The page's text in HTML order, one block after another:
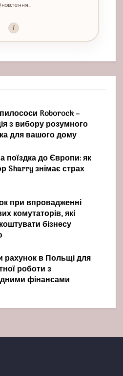
i
Roborock –
з вибору розумного
для вашого дому
поїздка до Європи: як
Sharry знімає страх
при впровадженні
комутаторів, які
бізнесу
рахунок в Польщі для
роботи з
фінансами